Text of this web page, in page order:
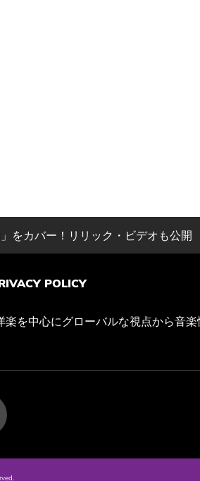
をカバー！リリック・ビデオも公開
POLICY
を中心にグローバルな視点から音